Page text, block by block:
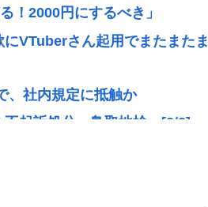
！2000円にするべき」
VTuberさん起用でまたまたま
、社内規定に抵触か
不起訴処分 鳥取地検 [8/8]
VTuberさんが起用されてまた